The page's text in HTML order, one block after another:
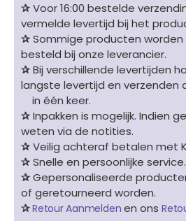
✰Voor 16:00 bestelde
vermelde levertijd bij het
✰Sommige producten worden
besteld bij onze leverancier.
✰Bij verschillende levertijden
langste levertijd en verzenden
in één keer.
✰Inpakken is mogelijk. Indien
weten via de notities.
✰Veilig achteraf betalen met
✰Snelle en persoonlijke service.
✰Gepersonaliseerde
of geretourneerd worden.
✰Retour Aanmelden en ons